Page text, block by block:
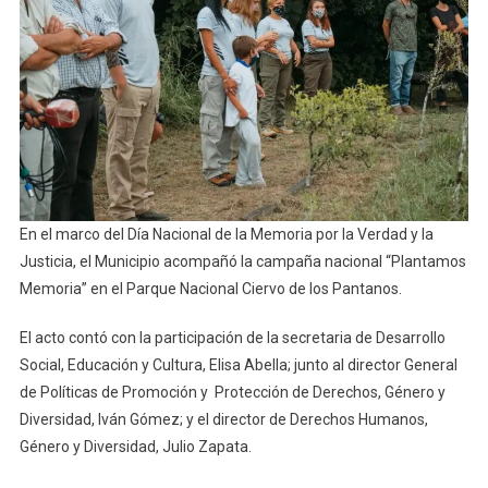
En el marco del Día Nacional de la Memoria por la Verdad y la
Justicia, el Municipio acompañó la campaña nacional “Plantamos
Memoria” en el Parque Nacional Ciervo de los Pantanos.
El acto contó con la participación de la secretaria de Desarrollo
Social, Educación y Cultura, Elisa Abella; junto al director General
de Políticas de Promoción y Protección de Derechos, Género y
Diversidad, Iván Gómez; y el director de Derechos Humanos,
Género y Diversidad, Julio Zapata.